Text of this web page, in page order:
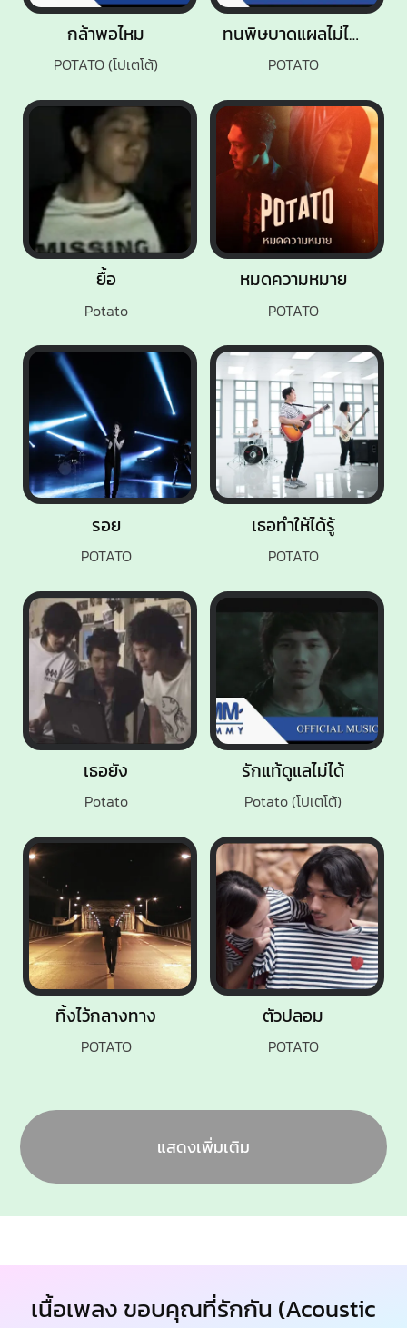
ทิ้งไว้กลางทาง
POTATO
เธอยัง
Potato
ตัวปลอม
POTATO
เธอทำให้ได้รู้
POTATO
รอย
POTATO
รักแท้ดูแลไม่ได้
Potato (โปเตโต้)
ยื้อ
Potato
หมดความหมาย
POTATO
กล้าพอไหม
POTATO (โปเตโต้)
ทนพิษบาดแผลไม่ไหว
POTATO
แสดงเพิ่มเติม
เนื้อเพลง ขอบคุณที่รักกัน (Acoustic